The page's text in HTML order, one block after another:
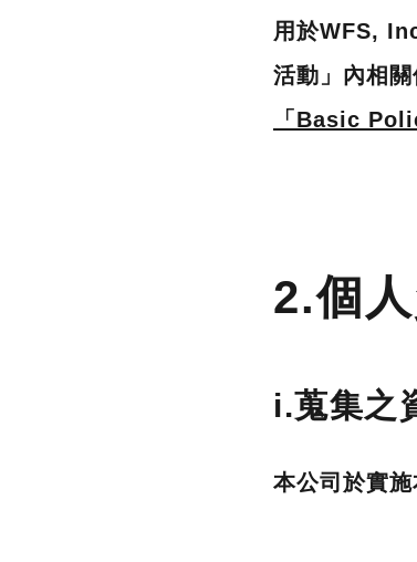
用於WFS,
活動」內相
「Basic
2.個
i.蒐集之
本公司於實